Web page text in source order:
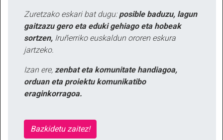
Zuretzako eskari bat dugu: posible baduzu, lagun
gaitzazu gero eta eduki gehiago eta hobeak
sortzen, Iruñerriko euskaldun ororen eskura
jartzeko.
Izan ere, zenbat eta komunitate handiagoa,
orduan eta proiektu komunikatibo
eraginkorragoa.
Bazkidetu zaitez!